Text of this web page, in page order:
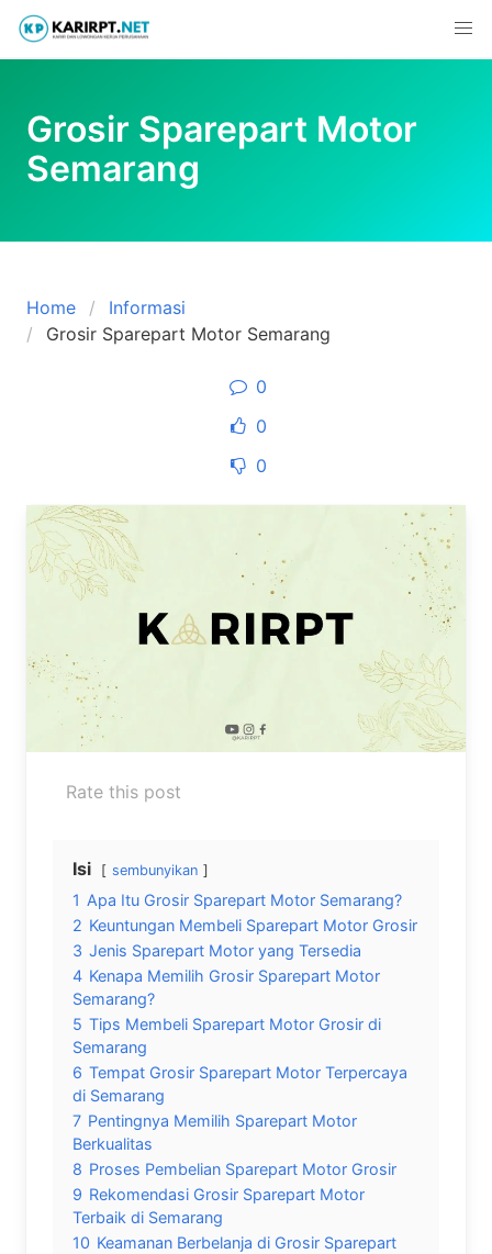
Skip
content
Grosir Sparepart Motor
Semarang
Home
Informasi
Grosir Sparepart Motor Semarang
0
0
0
Rate this post
Isi sembunyikan
1 Apa Itu Grosir Sparepart Motor Semarang?
2 Keuntungan Membeli Sparepart Motor Grosir
3 Jenis Sparepart Motor yang Tersedia
4 Kenapa Memilih Grosir Sparepart Motor
Semarang?
5 Tips Membeli Sparepart Motor Grosir di
Semarang
6 Tempat Grosir Sparepart Motor Terpercaya
di Semarang
7 Pentingnya Memilih Sparepart Motor
Berkualitas
8 Proses Pembelian Sparepart Motor Grosir
9 Rekomendasi Grosir Sparepart Motor
Terbaik di Semarang
10 Keamanan Berbelanja di Grosir Sparepart